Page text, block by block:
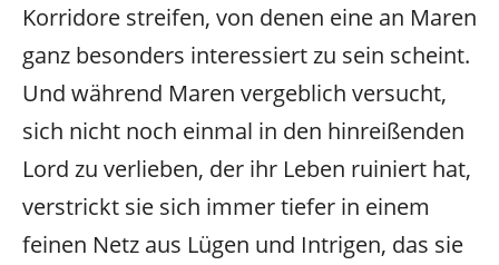
Korridore streifen, von denen eine an Maren
ganz besonders interessiert zu sein scheint.
Und während Maren vergeblich versucht,
sich nicht noch einmal in den hinreißenden
Lord zu verlieben, der ihr Leben ruiniert hat,
verstrickt sie sich immer tiefer in einem
feinen Netz aus Lügen und Intrigen, das sie